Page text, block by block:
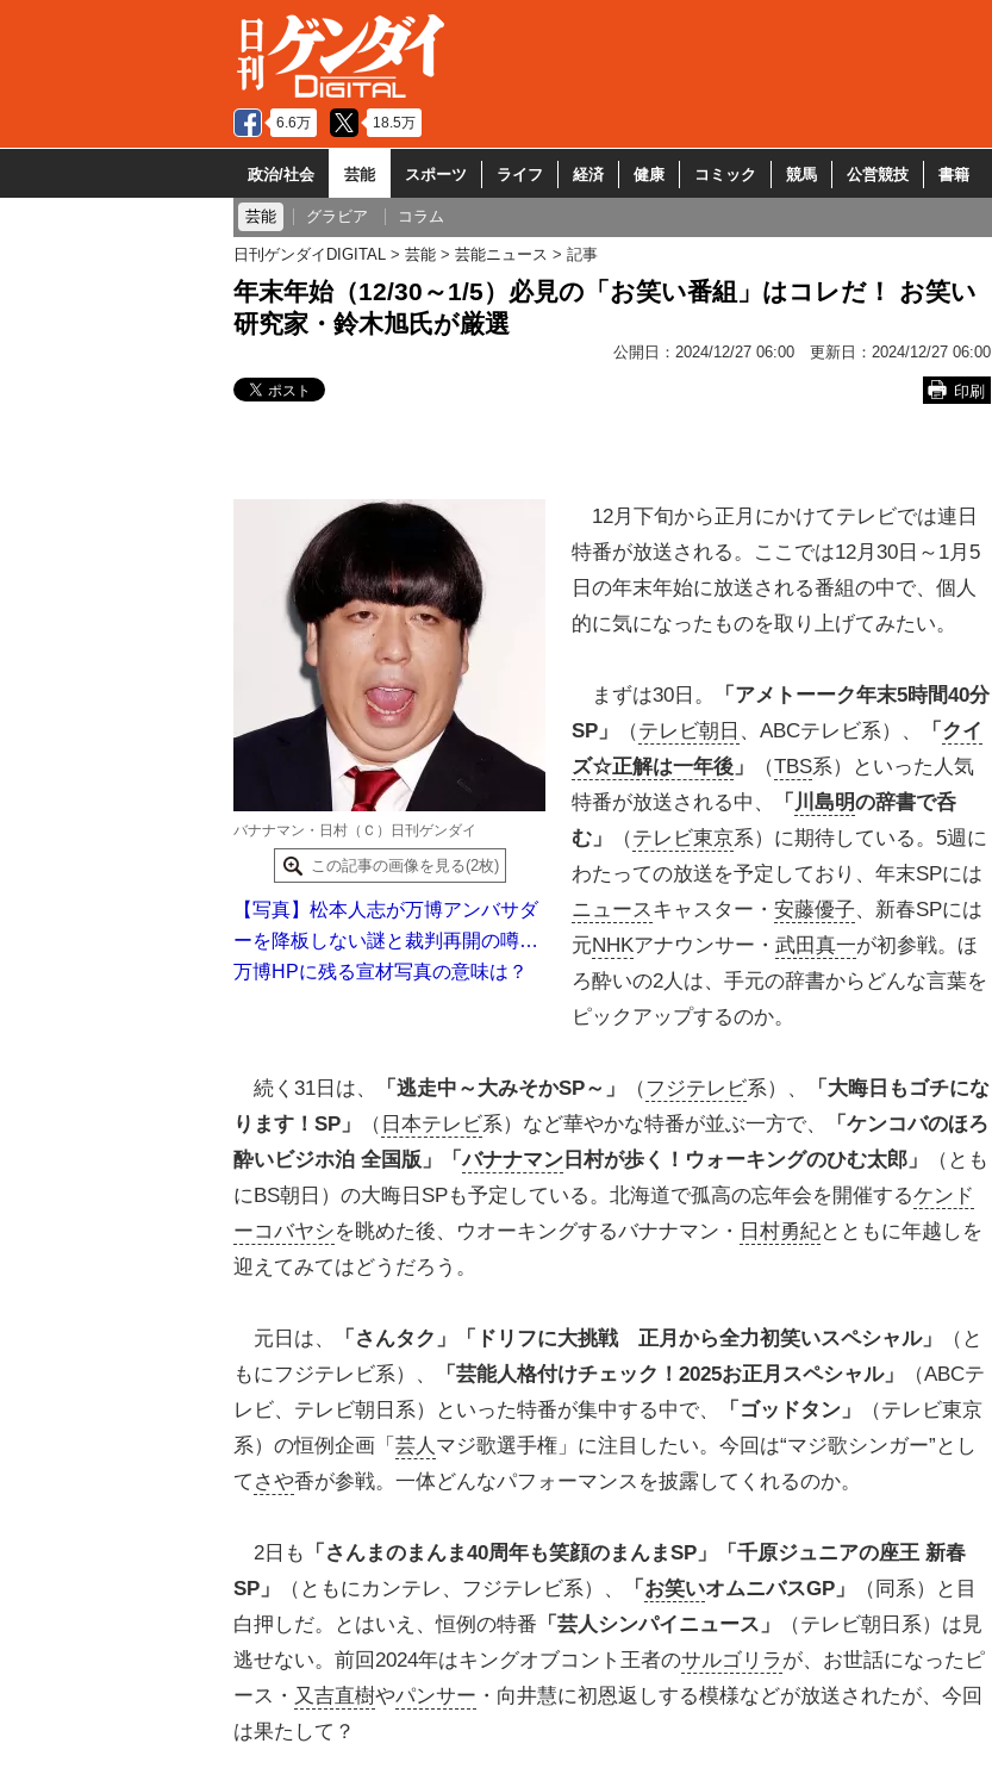
6.6万 18.5万
政治/社会 芸能 スポーツ ライフ 経済 健康 コミック 競馬 公営競技 書籍
芸能 グラビア コラム
日刊ゲンダイDIGITAL 芸能 芸能ニュース 記事
年末年始（12/30～1/5）必見の「お笑い番組」はコレだ！ お笑い
研究家・鈴木旭氏が厳選
公開日： 2024/12/27 06:00 更新日： 2024/12/27 06:00
印刷
バナナマン・日村（Ｃ）日刊ゲンダイ
この記事の画像を見る(2枚)
【写真】松本人志が万博アンバサダ
ーを降板しない謎と裁判再開の噂…
万博HPに残る宣材写真の意味は？
12月下旬から正月にかけてテレビでは連日
特番が放送される。ここでは12月30日～1月5
日の年末年始に放送される番組の中で、個人
的に気になったものを取り上げてみたい。
まずは30日。
「アメトーーク年末5時間40分
SP」
（テレビ朝日 、ABCテレビ系）、 「 クイ
ズ☆正解は一年後 」 （TBS系）といった人気
特番が放送される中、
「 川島明の辞書で呑
む」
（テレビ東京系）に期待している。5週に
わたっての放送を予定しており、年末SPには
ニュースキャスター・ 安藤優子、新春SPには
元NHKアナウンサー・ 武田真一が初参戦。ほ
ろ酔いの2人は、手元の辞書からどんな言葉を
ピックアップするのか。
続く31日は、 「逃走中～大みそかSP～」 （フジテレビ系）、
「大晦日もゴチにな
ります！SP」
（ 日本テレビ系）など華やかな特番が並ぶ一方で、
「ケンコバのほろ
酔いビジホ泊 全国版」「バナナマン 日村が歩く！ウォーキングのひむ太郎」
（とも
にBS朝日）の大晦日SPも予定している。北海道で孤高の忘年会を開催するケンド
ーコバヤシを眺めた後、ウオーキングするバナナマン・ 日村勇紀とともに年越しを
迎えてみてはどうだろう。
元日は、 「さんタク」「ドリフに大挑戦 正月から全力初笑いスペシャル」
（と
もにフジテレビ系）、
「芸能人格付けチェック！2025お正月スペシャル」
（ABCテ
レビ、テレビ朝日系）といった特番が集中する中で、
「ゴッドタン」
（テレビ東京
系）の恒例企画「 芸人 マジ歌選手権」に注目したい。今回は“マジ歌シンガー”とし
て さや香が参戦。一体どんなパフォーマンスを披露してくれるのか。
2日も
「さんまのまんま40周年も笑顔のまんまSP」「千原ジュニアの座王 新春
SP」
（ともにカンテレ、フジテレビ系）、 「 お笑いオムニバスGP」
（同系）と目
白押しだ。とはいえ、恒例の特番 「芸人シンパイニュース」
（テレビ朝日系）は見
逃せない。前回2024年はキングオブコント王者のサルゴリラ が、お世話になったピ
ース・ 又吉直樹やパンサー ・向井慧に初恩返しする模様などが放送されたが、今回
は果たして？